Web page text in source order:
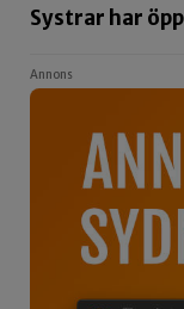
Systrar har
Annons